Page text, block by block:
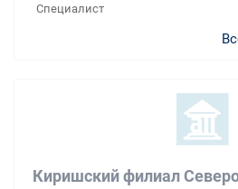
Специалист
Киришский филиал